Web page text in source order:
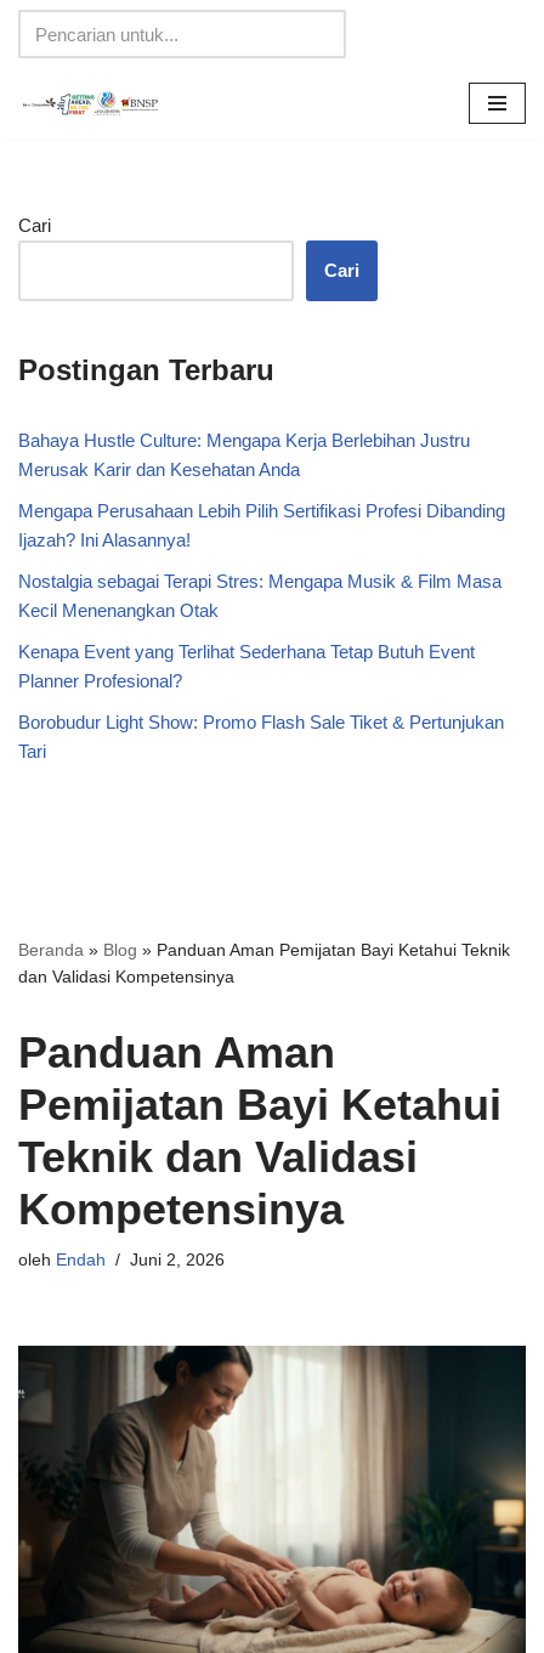
Lompat
Cari
Cari
Postingan Terbaru
Bahaya Hustle Culture: Mengapa Kerja Berlebihan Justru
Merusak Karir dan Kesehatan Anda
Mengapa Perusahaan Lebih Pilih Sertifikasi Profesi Dibanding
Ijazah? Ini Alasannya!
Nostalgia sebagai Terapi Stres: Mengapa Musik & Film Masa
Kecil Menenangkan Otak
Kenapa Event yang Terlihat Sederhana Tetap Butuh Event
Planner Profesional?
Borobudur Light Show: Promo Flash Sale Tiket & Pertunjukan
Tari
Beranda » Blog » Panduan Aman Pemijatan Bayi Ketahui Teknik
dan Validasi Kompetensinya
Panduan Aman
Pemijatan Bayi Ketahui
Teknik dan Validasi
Kompetensinya
oleh Endah Juni 2, 2026